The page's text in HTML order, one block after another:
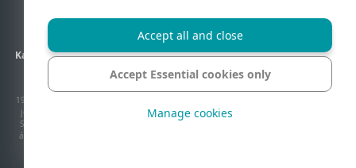
Kapcsolat Adatkezelés ÁSZF Partneroldalak
Oldaltérkép
Sütik kezelése
1992–2026 ESET, spol. s r.o. Minden jog fenntartva. Az itt használt védjegyek, szerzői
jog által védett tartalmak az ESET, spol. s r.o. vagy az ESET Észak-Amerika illetve a
Sicontact Kft márkajegyei vagy védjegyei, illetve szerzői jog vagy egyéb jogszabály
által védett tartalmai. Az ESET termékek kizárólagos magyarországi disztribútora a
Accept all and close
Accept Essential cookies only
Manage cookies